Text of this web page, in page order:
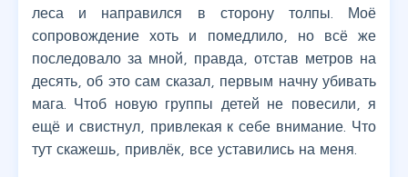
леса и направился в сторону толпы. Моё
сопровождение хоть и помедлило, но всё же
последовало за мной, правда, отстав метров на
десять, об это сам сказал, первым начну убивать
мага. Чтоб новую группы детей не повесили, я
ещё и свистнул, привлекая к себе внимание. Что
тут скажешь, привлёк, все уставились на меня.